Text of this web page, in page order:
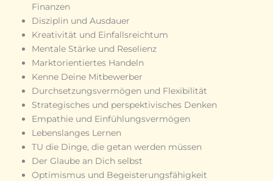
Finanzen
Disziplin und Ausdauer
Kreativität und Einfallsreichtum
Mentale Stärke und Reselienz
Marktorientiertes Handeln
Kenne Deine Mitbewerber
Durchsetzungsvermögen und Flexibilität
Strategisches und perspektivisches Denken
Empathie und Einfühlungsvermögen
Lebenslanges Lernen
TU die Dinge, die getan werden müssen
Der Glaube an Dich selbst
Optimismus und Begeisterungsfähigkeit